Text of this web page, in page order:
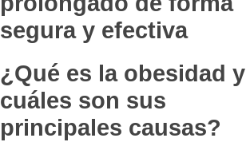
segura y efectiva
¿Qué es la obesidad y
cuáles son sus
principales causas?